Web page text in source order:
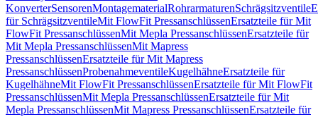
KonverterSensorenMontagematerialRohrarmaturenSchrägsitzventile
für SchrägsitzventileMit FlowFit PressanschlüssenErsatzteile für Mit
FlowFit PressanschlüssenMit Mepla PressanschlüssenErsatzteile für
Mit Mepla PressanschlüssenMit Mapress
PressanschlüssenErsatzteile für Mit Mapress
PressanschlüssenProbenahmeventileKugelhähneErsatzteile für
KugelhähneMit FlowFit PressanschlüssenErsatzteile für Mit FlowFit
PressanschlüssenMit Mepla PressanschlüssenErsatzteile für Mit
Mepla PressanschlüssenMit Mapress PressanschlüssenErsatzteile für